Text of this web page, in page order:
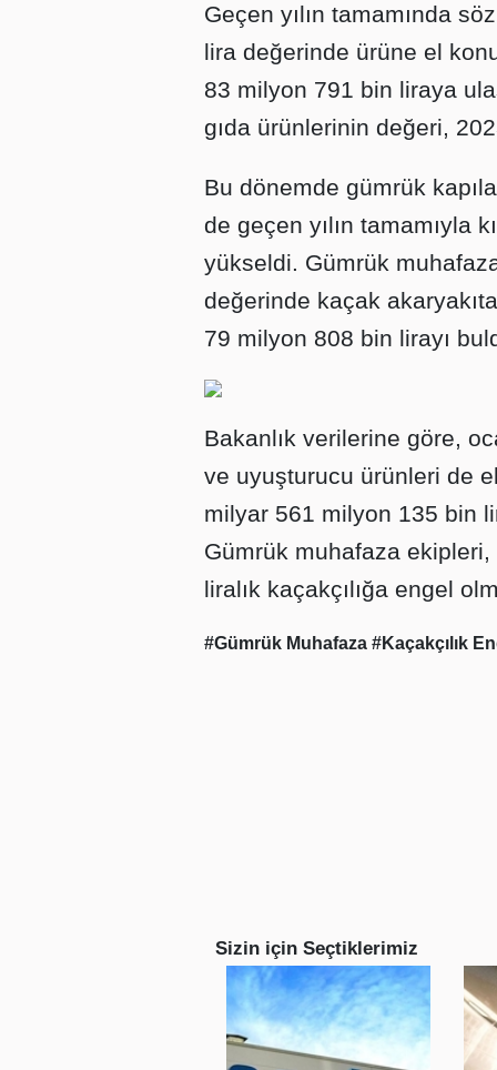
Geçen yılın tamamında
lira değerinde ürüne el
83 milyon 791 bin liraya
gıda ürünlerinin değeri,
Bu dönemde gümrük
de geçen yılın tamamıyla
yükseldi. Gümrük
değerinde kaçak
79 milyon 808 bin lirayı
Bakanlık verilerine göre,
ve uyuşturucu ürünleri de
milyar 561 milyon 135 bin
Gümrük muhafaza
liralık kaçakçılığa engel
#Gümrük Muhafaza #Kaçakçılık
Sizin için Seçtiklerimiz